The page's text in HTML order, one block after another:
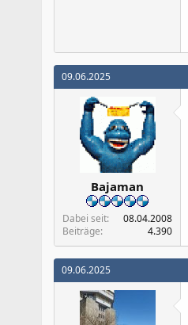
09.06.2025
Bajaman
Dabei seit
08.04.2008
Beiträge
4.390
09.06.2025